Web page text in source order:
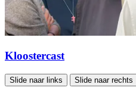
Kloostercast
Slide naar links Slide naar rechts